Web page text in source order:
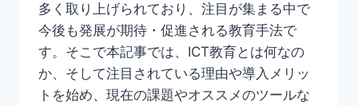
多く取り上げられており、注目が集まる中で
今後も発展が期待・促進される教育手法で
す。そこで本記事では、ICT教育とは何なの
か、そして注目されている理由や導入メリッ
トを始め、現在の課題やオススメのツールな